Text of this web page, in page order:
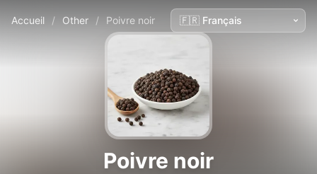
Accueil / Other / Poivre noir
Poivre noir